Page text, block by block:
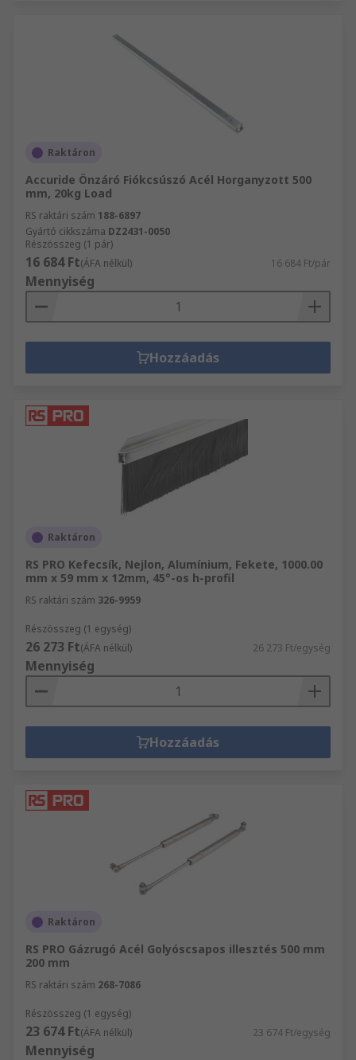
Raktáron
Accuride Önzáró Fiókcsúszó Acél Horganyzott 500
mm, 20kg Load
RS raktári szám 188-6897
Gyártó cikkszáma DZ2431-0050
Részösszeg (1 pár)
16 684 Ft(ÁFA nélkül) 16 684 Ft/pár
Mennyiség
Hozzáadás
Raktáron
RS PRO Kefecsík, Nejlon, Alumínium, Fekete, 1000.00
mm x 59 mm x 12mm, 45°-os h-profil
RS raktári szám 326-9959
Részösszeg (1 egység)
26 273 Ft(ÁFA nélkül) 26 273 Ft/egység
Mennyiség
Hozzáadás
Raktáron
RS PRO Gázrugó Acél Golyóscsapos illesztés 500 mm
200 mm
RS raktári szám 268-7086
Részösszeg (1 egység)
23 674 Ft(ÁFA nélkül) 23 674 Ft/egység
Mennyiség